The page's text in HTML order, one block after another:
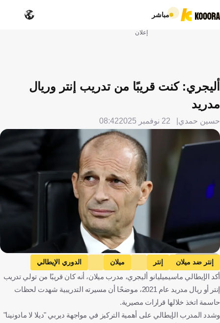
مباشر
إعلان
أليجري: كنت قريبًا من تدريب إنتر وريال
مدريد
حسين حمدي 22 نوفمبر 2025 08:42
Getty Images
إنتر ضد ميلان إنتر ميلان
الدوري الإيطالي
إلتشي ضد ريال مدريد
إلتشي
ريال مدريد
الدوري الإسباني
ماسيميليانو أليجري إيطاليا
إسبانيا
أكد الإيطالي ماسيميليانو أليجري، مدرب ميلان، أنه كان قريبًا من تولي تدريب
إنتر أو ريال مدريد عام 2021، موضحًا أن مسيرته التدريبية شهدت لحظات
حاسمة اتخذ خلالها قرارات مصيرية.
وشدد المدرب الإيطالي على أهمية التركيز في مواجهة ديربي "ديلا لا مادونينا"